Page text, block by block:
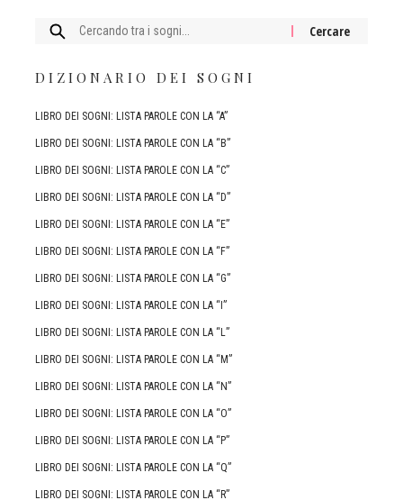
Cercare:
DIZIONARIO DEI SOGNI
LIBRO DEI SOGNI: LISTA PAROLE CON LA “A”
LIBRO DEI SOGNI: LISTA PAROLE CON LA “B”
LIBRO DEI SOGNI: LISTA PAROLE CON LA “C”
LIBRO DEI SOGNI: LISTA PAROLE CON LA “D”
LIBRO DEI SOGNI: LISTA PAROLE CON LA “E”
LIBRO DEI SOGNI: LISTA PAROLE CON LA “F”
LIBRO DEI SOGNI: LISTA PAROLE CON LA “G”
LIBRO DEI SOGNI: LISTA PAROLE CON LA “I”
LIBRO DEI SOGNI: LISTA PAROLE CON LA “L”
LIBRO DEI SOGNI: LISTA PAROLE CON LA “M”
LIBRO DEI SOGNI: LISTA PAROLE CON LA “N”
LIBRO DEI SOGNI: LISTA PAROLE CON LA “O”
LIBRO DEI SOGNI: LISTA PAROLE CON LA “P”
LIBRO DEI SOGNI: LISTA PAROLE CON LA “Q”
LIBRO DEI SOGNI: LISTA PAROLE CON LA “R”